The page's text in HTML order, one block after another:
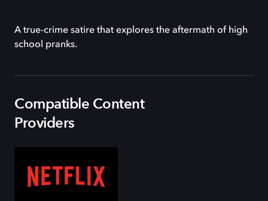
A true-crime satire that explores the aftermath of high
school pranks.
Compatible Content
Providers